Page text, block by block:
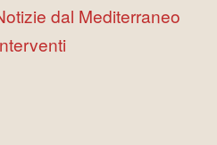
dal Mediterraneo